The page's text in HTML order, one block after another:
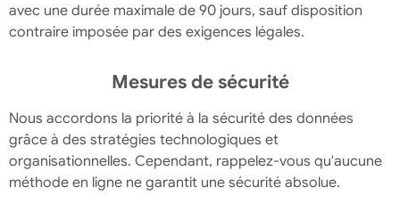
avec une durée maximale de 90 jours, sauf disposition
contraire imposée par des exigences légales.
Mesures de sécurité
Nous accordons la priorité à la sécurité des données
grâce à des stratégies technologiques et
organisationnelles. Cependant, rappelez-vous qu'aucune
méthode en ligne ne garantit une sécurité absolue.